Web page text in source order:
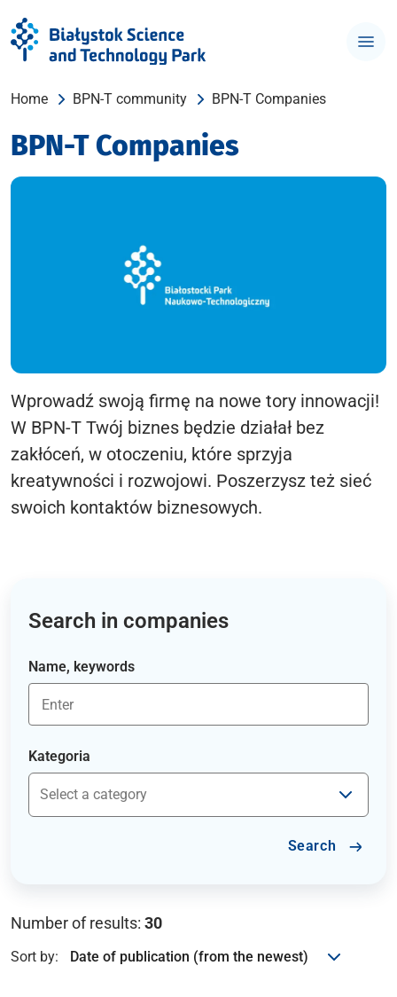
Home BPN-T community BPN-T Companies
BPN-T Companies
Wprowadź swoją firmę na nowe tory innowacji!
W BPN-T Twój biznes będzie działał bez
zakłóceń, w otoczeniu, które sprzyja
kreatywności i rozwojowi. Poszerzysz też sieć
swoich kontaktów biznesowych.
Search in companies
Name, keywords
Kategoria
Search
Number of results: 30
Sort by: